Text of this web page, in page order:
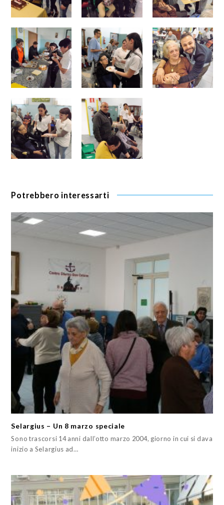
Potrebbero interessarti
Selargius – Un 8 marzo speciale
Sono trascorsi 14 anni dall’otto marzo 2004, giorno in cui si dava
inizio a Selargius ad…